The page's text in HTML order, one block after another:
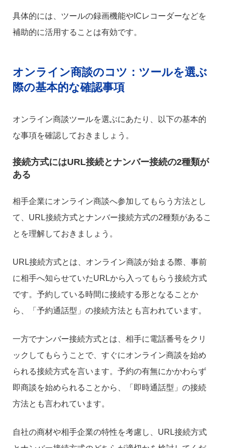
具体的には、ツールの録画機能やICレコーダーなどを
補助的に活用することは有効です。
オンライン商談のコツ：ツールを選ぶ
際の基本的な確認事項
オンライン商談ツールを選ぶにあたり、以下の基本的
な事項を確認しておきましょう。
接続方式にはURL接続とナンバー接続の2種類が
ある
相手企業にオンライン商談へ参加してもらう方法とし
て、URL接続方式とナンバー接続方式の2種類があるこ
とを理解しておきましょう。
URL接続方式とは、オンライン商談が始まる際、事前
に相手へ知らせていたURLから入ってもらう接続方式
です。予約している時間に接続する形となることか
ら、「予約通話型」の接続方法とも言われています。
一方でナンバー接続方式とは、相手に電話番号をクリ
ックしてもらうことで、すぐにオンライン商談を始め
られる接続方式を言います。予約の有無にかかわらず
即商談を始められることから、「即時通話型」の接続
方法とも言われています。
自社の商材や相手企業の特性を考慮し、URL接続方式